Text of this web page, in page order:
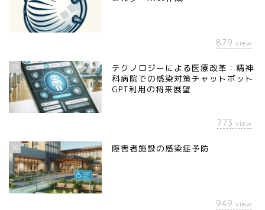
879 view
15
テクノロジーによる医療改革：精神
科病院での感染対策チャットボット
GPT利用の将来展望
773 view
16 障害者施設の感染症予防
949 view